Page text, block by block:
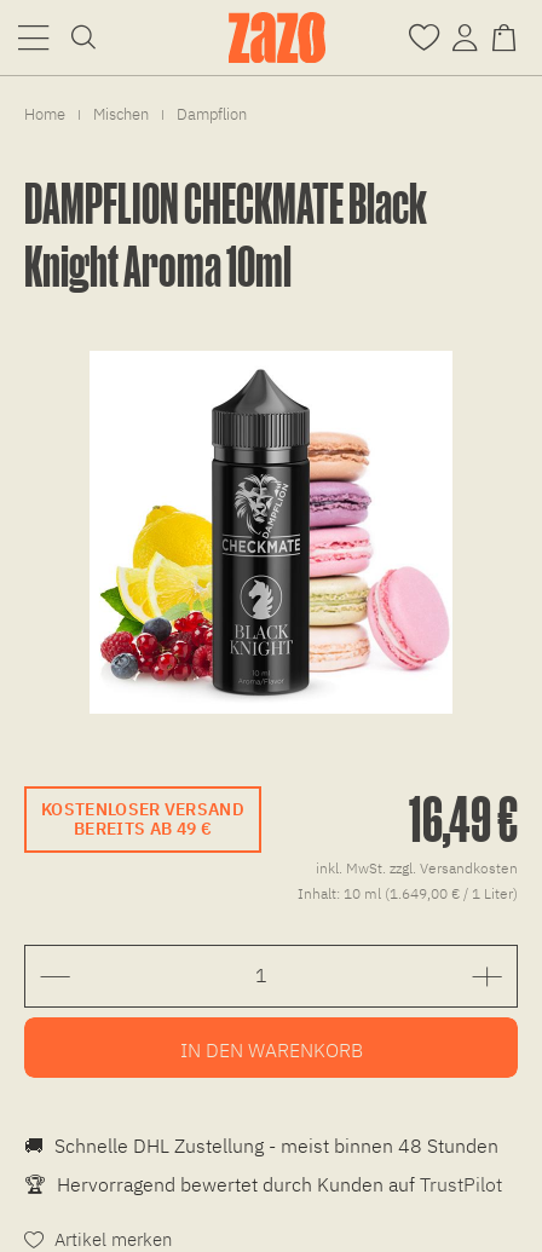
Home | Mischen | Dampflion
DAMPFLION CHECKMATE Black
Knight Aroma 10ml
KOSTENLOSER VERSAND
BEREITS AB 49 €
16,49 €
inkl. MwSt. zzgl. Versandkosten
Inhalt: 10 ml (1.649,00 € / 1 Liter)
IN DEN WARENKORB
🚚 Schnelle DHL Zustellung - meist binnen 48 Stunden
🏆 Hervorragend bewertet durch Kunden auf TrustPilot
Artikel merken